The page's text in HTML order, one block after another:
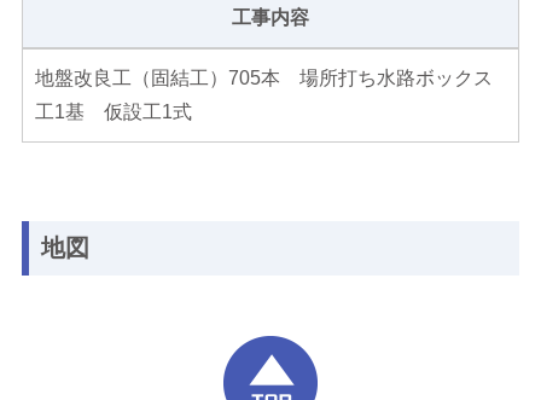
工事内容
地盤改良工（固結工）705本 場所打ち水路ボックス
工1基 仮設工1式
地図